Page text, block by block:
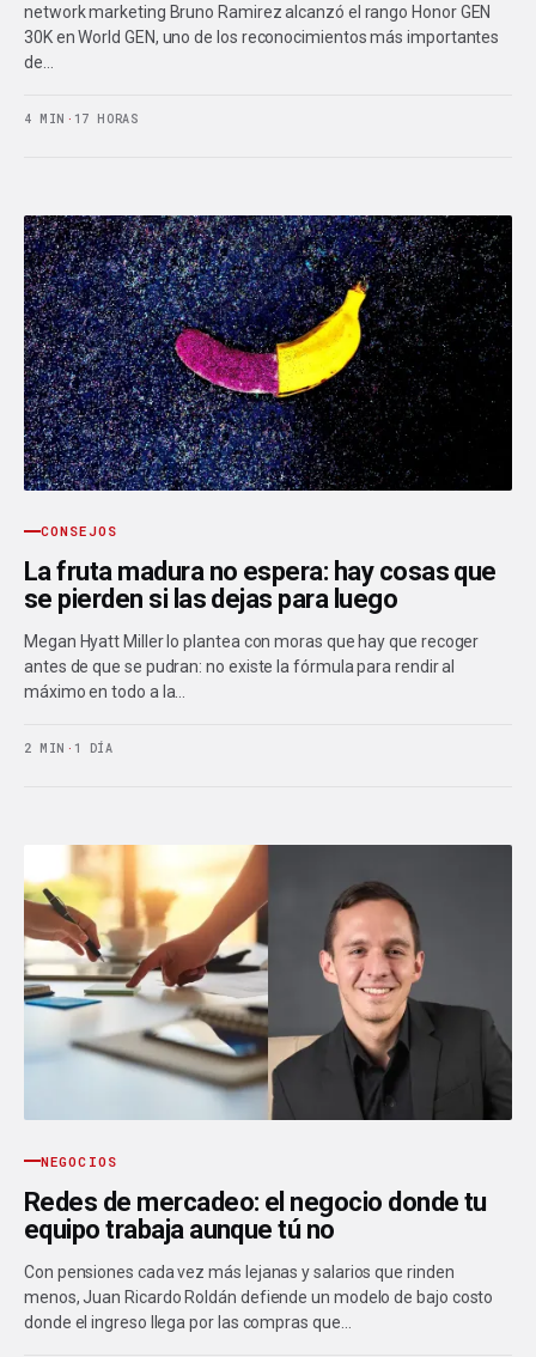
network marketing Bruno Ramirez alcanzó el rango Honor GEN
30K en World GEN, uno de los reconocimientos más importantes
de…
4 MIN · 17 HORAS
CONSEJOS
La fruta madura no espera: hay cosas que
se pierden si las dejas para luego
Megan Hyatt Miller lo plantea con moras que hay que recoger
antes de que se pudran: no existe la fórmula para rendir al
máximo en todo a la…
2 MIN · 1 DÍA
NEGOCIOS
Redes de mercadeo: el negocio donde tu
equipo trabaja aunque tú no
Con pensiones cada vez más lejanas y salarios que rinden
menos, Juan Ricardo Roldán defiende un modelo de bajo costo
donde el ingreso llega por las compras que…